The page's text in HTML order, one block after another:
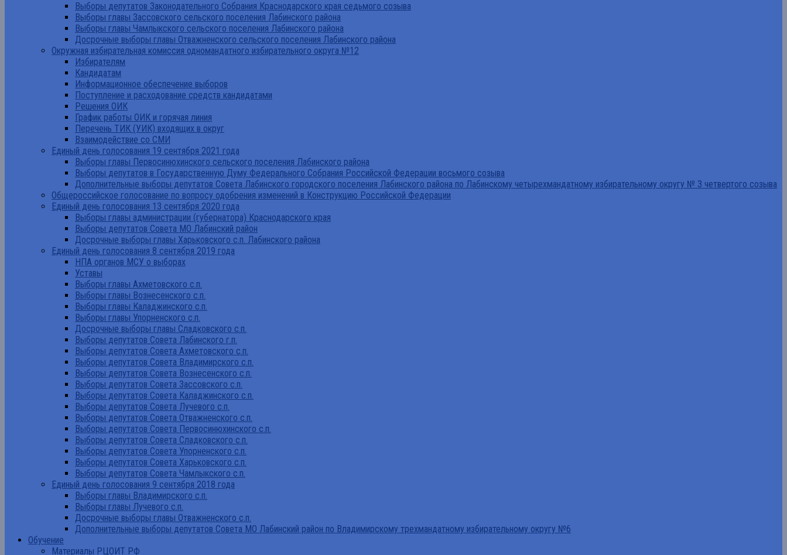
Выборы депутатов Законодательного Собрания Краснодарского края седьмого созыва
Выборы главы Зассовского сельского поселения Лабинского района
Выборы главы Чамлыкского сельского поселения Лабинского района
Досрочные выборы главы Отважненского сельского поселения Лабинского района
Окружная избирательная комиссия одномандатного избирательного округа №12
Избирателям
Кандидатам
Информационное обеспечение выборов
Поступление и расходование средств кандидатами
Решения ОИК
График работы ОИК и горячая линия
Перечень ТИК (УИК) входящих в округ
Взаимодействие со СМИ
Единый день голосования 19 сентября 2021 года
Выборы главы Первосинюхинского сельского поселения Лабинского района
Выборы депутатов в Государственную Думу Федерального Собрания Российской Федерации восьмого созыва
Дополнительные выборы депутатов Совета Лабинского городского поселения Лабинского района по Лабинскому четырехмандатному избирательному округу № 3 четвертого созыва
Общероссийское голосование по вопросу одобрения изменений в Конструкцию Российской Федерации
Единый день голосования 13 сентября 2020 года
Выборы главы администрации (губернатора) Краснодарского края
Выборы депутатов Совета МО Лабинский район
Досрочные выборы главы Харьковского с.п. Лабинского района
Единый день голосования 8 сентября 2019 года
НПА органов МСУ о выборах
Уставы
Выборы главы Ахметовского с.п.
Выборы главы Вознесенского с.п.
Выборы главы Каладжинского с.п.
Выборы главы Упорненского с.п.
Досрочные выборы главы Сладковского с.п.
Выборы депутатов Совета Лабинского г.п.
Выборы депутатов Совета Ахметовского с.п.
Выборы депутатов Совета Владимирского с.п.
Выборы депутатов Совета Вознесенского с.п.
Выборы депутатов Совета Зассовского с.п.
Выборы депутатов Совета Каладжинского с.п.
Выборы депутатов Совета Лучевого с.п.
Выборы депутатов Совета Отважненского с.п.
Выборы депутатов Совета Первосинюхинского с.п.
Выборы депутатов Совета Сладковского с.п.
Выборы депутатов Совета Упорненского с.п.
Выборы депутатов Совета Харьковского с.п.
Выборы депутатов Совета Чамлыкского с.п.
Единый день голосования 9 сентября 2018 года
Выборы главы Владимирского с.п.
Выборы главы Лучевого с.п.
Досрочные выборы главы Отважненского с.п.
Дополнительные выборы депутатов Совета МО Лабинский район по Владимирскому трехмандатному избирательному округу №6
Обучение
Материалы РЦОИТ РФ